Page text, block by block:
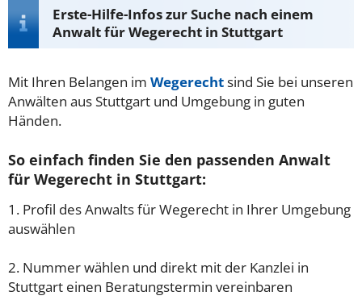
Erste-Hilfe-Infos zur Suche nach einem
Anwalt für Wegerecht in Stuttgart
Mit Ihren Belangen im Wegerechtsind Sie bei unseren
Anwälten aus Stuttgart und Umgebung in guten
Händen.
So einfach finden Sie den passenden Anwalt
für Wegerecht in Stuttgart:
1. Profil des Anwalts für Wegerecht in Ihrer Umgebung
auswählen
2. Nummer wählen und direkt mit der Kanzlei in
Stuttgart einen Beratungstermin vereinbaren